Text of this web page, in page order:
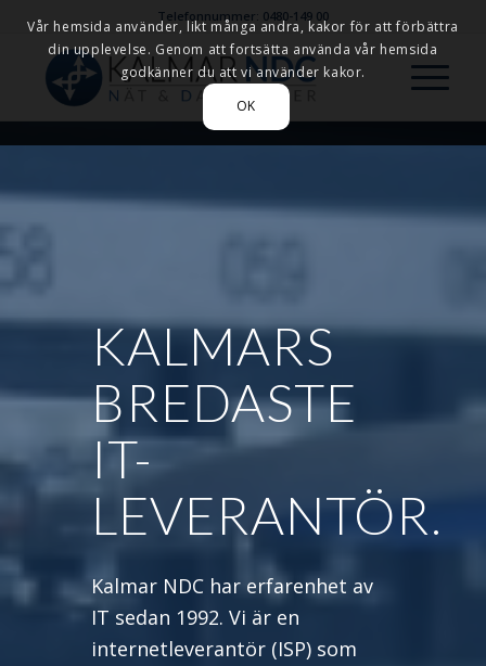
Telefonnummer: 0480-149 00
KALMARS
BREDASTE
IT-
LEVERANTÖR.
Kalmar NDC har erfarenhet av
IT sedan 1992. Vi är en
internetleverantör (ISP) som
Vår hemsida använder, likt många andra, kakor för att förbättra
din upplevelse. Genom att fortsätta använda vår hemsida
godkänner du att vi använder kakor.
OK